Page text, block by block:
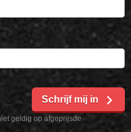
geldig op afgeprijsde
Schrijf mij in